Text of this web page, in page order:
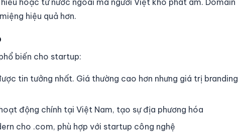
hoặc từ nước ngoài mà người Việt khó phát âm. Domain
hiệu quả hơn.
biến cho startup:
tin tưởng nhất. Giá thường cao hơn nhưng giá trị branding
động chính tại Việt Nam, tạo sự địa phương hóa
cho .com, phù hợp với startup công nghệ